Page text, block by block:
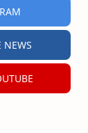
NEWS